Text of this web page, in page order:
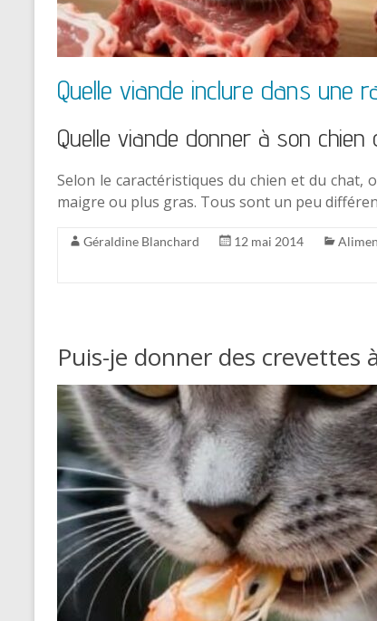
Quelle viande inclure dans une
Quelle viande donner à son chien
Selon le caractéristiques du chien et du
maigre ou plus gras. Tous sont un peu
Géraldine Blanchard 12 mai 2014
Puis-je donner des